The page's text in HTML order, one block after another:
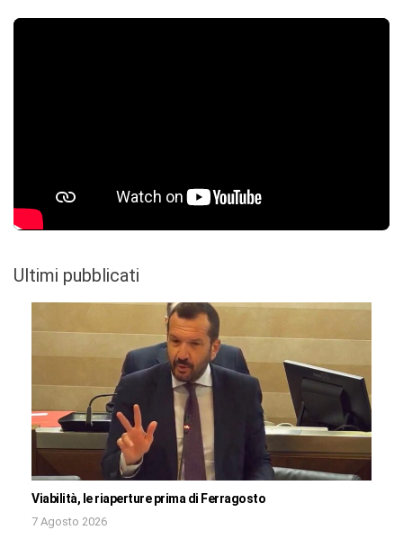
Ultimi pubblicati
Viabilità, le riaperture prima di Ferragosto
7 Agosto 2026